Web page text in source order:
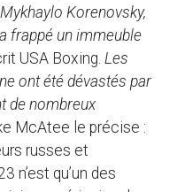
Korenovsky,
frappé un immeuble
USA Boxing. Les
ont été dévastés par
de nombreux
McAtee le précise :
russes et
n’est qu’un des